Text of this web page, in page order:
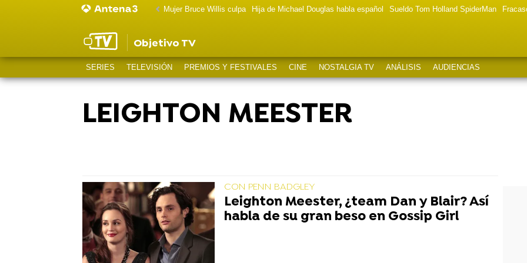
Mujer Bruce Willis culpa Hija de Michael Douglas habla español Sueldo Tom Holland SpiderMan
Objetivo TV
SERIES TELEVISIÓN PREMIOS Y FESTIVALES CINE NOSTALGIA TV ANÁLISIS AUDIENCIAS
LEIGHTON MEESTER
CON PENN BADGLEY
Leighton Meester, ¿team Dan y Blair? Así
habla de su gran beso en Gossip Girl